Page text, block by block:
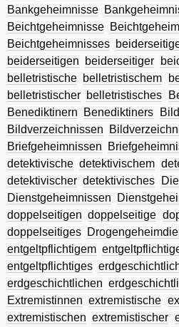
Bankgeheimnisse
Beichtgeheimnisse
Beichtgeheimnisses
beiderseitigen
beiderseitiger
belletristische belletristischem
belletristischer belletristisches
Benediktinern
Benediktiners
Bildverzeichnissen
Briefgeheimnissen
detektivische detektivischem
detektivischer detektivisches
Dienstgeheimnissen
doppelseitigen doppelseitige
doppelseitiges
entgeltpflichtigem
entgeltpflichtiges
erdgeschichtlichen
Extremistinnen extremistische
extremistischen extremistischer